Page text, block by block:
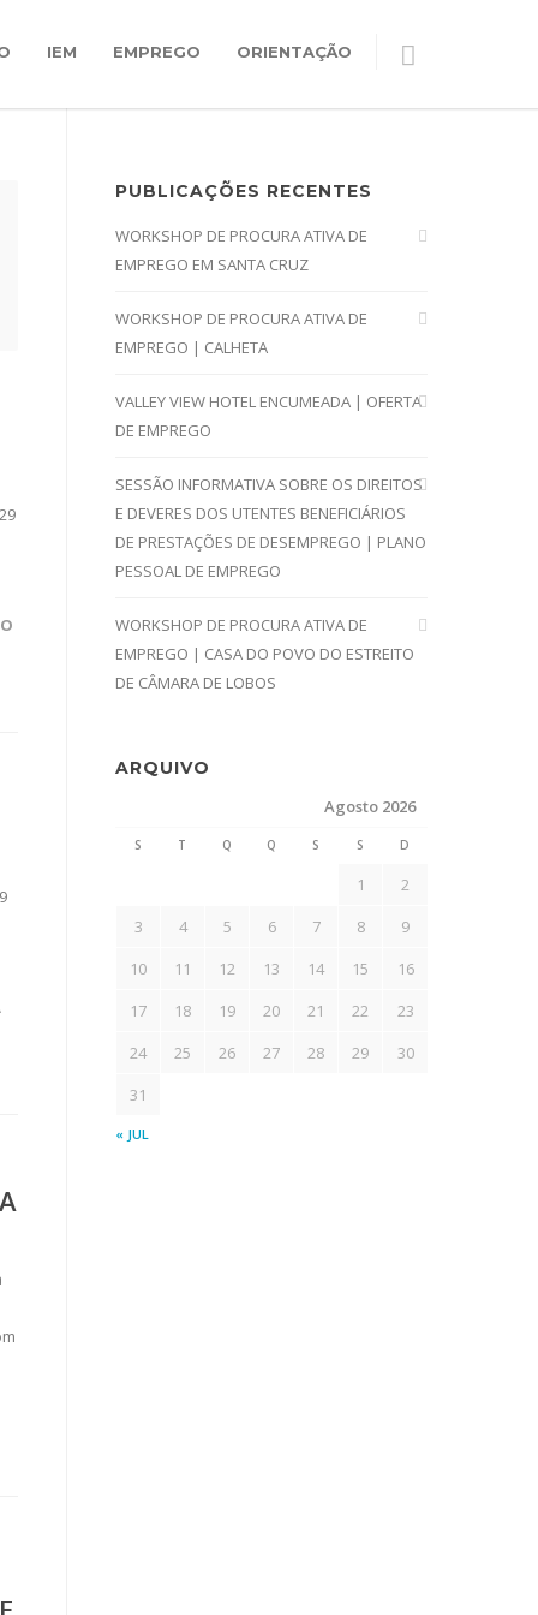
IEM EMPREGO ORIENTAÇÃO
PUBLICAÇÕES RECENTES
WORKSHOP DE PROCURA ATIVA DE
EMPREGO EM SANTA CRUZ
WORKSHOP DE PROCURA ATIVA DE
EMPREGO | CALHETA
VALLEY VIEW HOTEL ENCUMEADA | OFERTA
DE EMPREGO
SESSÃO INFORMATIVA SOBRE OS DIREITOS
E DEVERES DOS UTENTES BENEFICIÁRIOS
DE PRESTAÇÕES DE DESEMPREGO | PLANO
PESSOAL DE EMPREGO
WORKSHOP DE PROCURA ATIVA DE
EMPREGO | CASA DO POVO DO ESTREITO
DE CÂMARA DE LOBOS
ARQUIVO
Agosto 2026
S T Q Q S S D
« JUL
1
2
3
4 5 6 7 8
9
10
11 12 13 14 15
16
17
18 19 20 21 22
23
24
25 26 27 28 29
30
31